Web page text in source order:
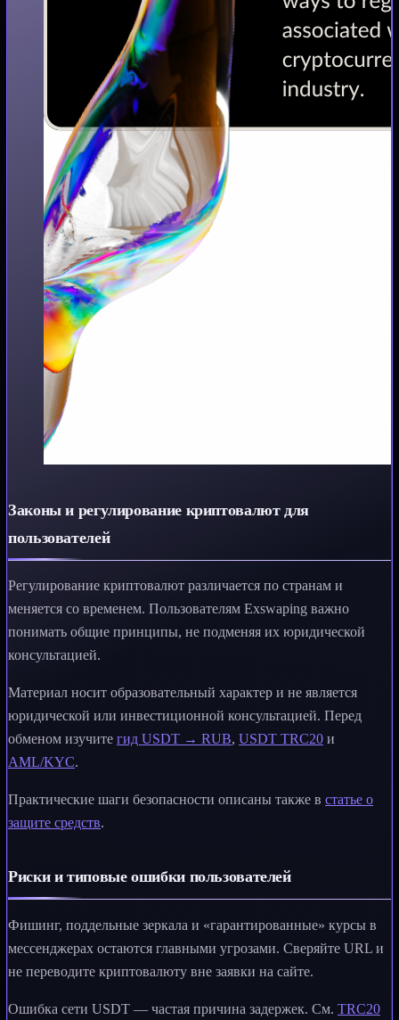
Законы и регулирование криптовалют для
пользователей
Регулирование криптовалют различается по странам и
меняется со временем. Пользователям Exswaping важно
понимать общие принципы, не подменяя их юридической
консультацией.
Материал носит образовательный характер и не является
юридической или инвестиционной консультацией. Перед
обменом изучите гид USDT → RUB, USDT TRC20 и
AML/KYC.
Практические шаги безопасности описаны также в статье о
защите средств.
Риски и типовые ошибки пользователей
Фишинг, поддельные зеркала и «гарантированные» курсы в
мессенджерах остаются главными угрозами. Сверяйте URL и
не переводите криптовалюту вне заявки на сайте.
Ошибка сети USDT — частая причина задержек. См. TRC20